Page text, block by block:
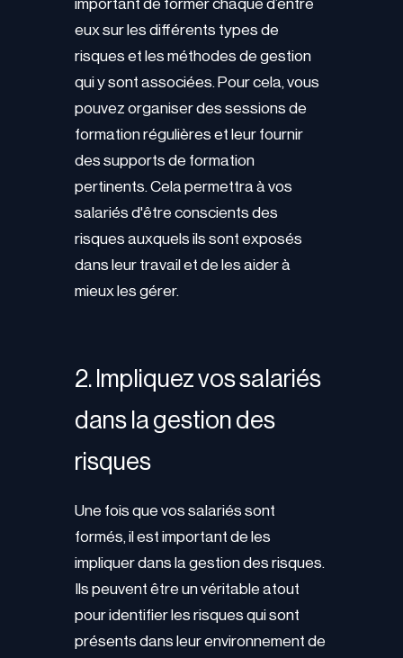
important de former chaque d’entre
eux sur les différents types de
risques et les méthodes de gestion
qui y sont associées. Pour cela, vous
pouvez organiser des sessions de
formation régulières et leur fournir
des supports de formation
pertinents. Cela permettra à vos
salariés d'être conscients des
risques auxquels ils sont exposés
dans leur travail et de les aider à
mieux les gérer.
2. Impliquez vos salariés
dans la gestion des
risques
Une fois que vos salariés sont
formés, il est important de les
impliquer dans la gestion des risques.
Ils peuvent être un véritable atout
pour identifier les risques qui sont
présents dans leur environnement de